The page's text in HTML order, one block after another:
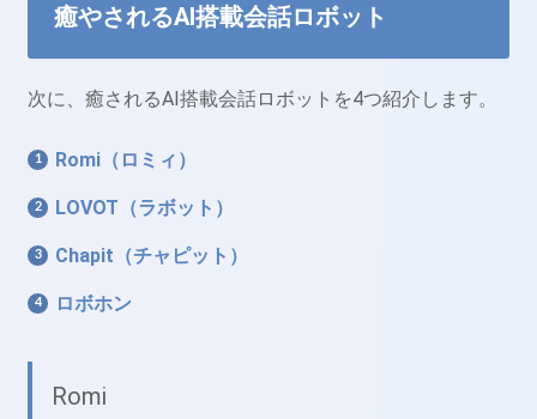
癒やされるAI搭載会話ロボット
次に、癒されるAI搭載会話ロボットを4つ紹介します。
Romi（ロミィ）
LOVOT（ラボット）
Chapit（チャピット）
ロボホン
Romi